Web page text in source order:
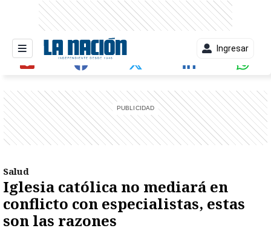
Ingresar
Salud
Iglesia católica no mediará en
conflicto con especialistas, estas
son las razones